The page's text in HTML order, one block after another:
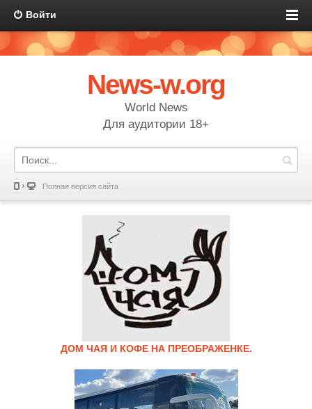
Войти
News-w.org
World News
Для аудитории 18+
Полная версия сайта
ДОМ ЧАЯ И КОФЕ НА ПРЕОБРАЖЕНКЕ.